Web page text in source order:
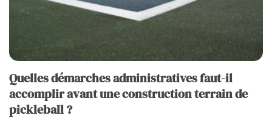
Quelles démarches administratives faut-il
accomplir avant une construction terrain de
pickleball ?